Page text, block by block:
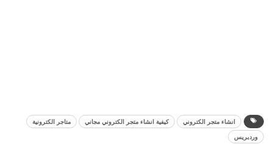
انشاء متجر الكتروني كيفية انشاء متجر الكتروني مجاني
متاجر الكترونية
وردبريس